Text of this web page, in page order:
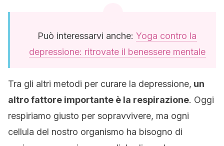
Può interessarvi anche: Yoga contro la
depressione: ritrovate il benessere mentale
Tra gli altri metodi per curare la depressione, un
altro fattore importante è la respirazione. Oggi
respiriamo giusto per sopravvivere, ma ogni
cellula del nostro organismo ha bisogno di